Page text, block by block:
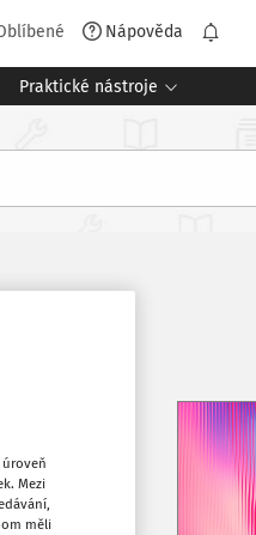
Nápověda
Praktické nástroje
Stáhnout
úroveň
Mezi
měli